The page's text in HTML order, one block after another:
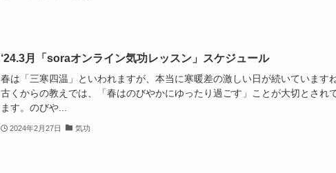
‘24.3月「soraオンライン気功レッスン」スケジュール
春は「三寒四温」といわれますが、本当に寒暖差の激しい日が続いていますね
古くからの教えでは、「春はのびやかにゆったり過ごす」ことが大切とされ
ます。のびや...
2024年2月27日 気功